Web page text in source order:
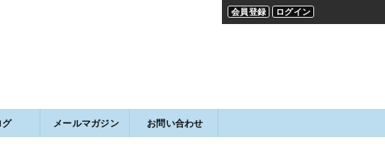
会員登録 ログイン
グ メールマガジン お問い合わせ